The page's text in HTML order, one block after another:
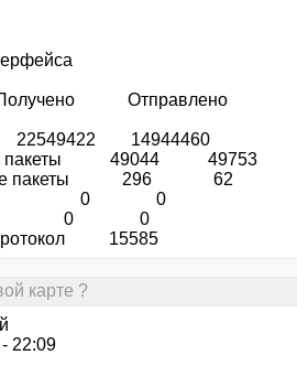
Отправлено
14944460
пакеты 49044 49753
пакеты 296 62
0 0
0 0
протокол 15585
карте ?
22:09